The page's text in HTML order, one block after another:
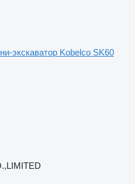
экскаватор Kobelco SK60